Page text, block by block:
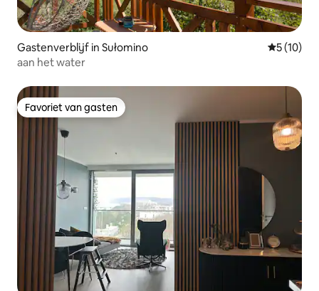
Gastenverblijf in Sułomino
5 (10)
aan het water
Favoriet van gasten
Favoriet van gasten